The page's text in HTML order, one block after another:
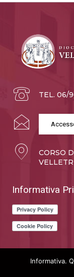
TEL. 06/
CORSO
Informativa
Informativa.